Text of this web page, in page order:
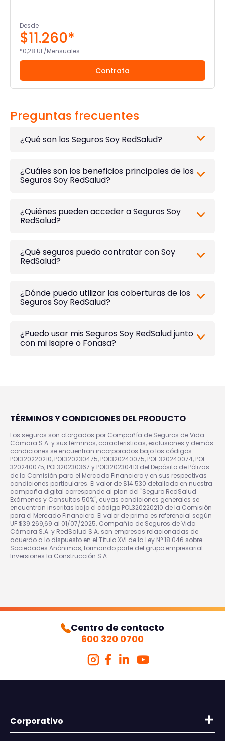
Desde
$11.260*
*0,28 UF/Mensuales
Contrata
Preguntas frecuentes
¿Qué son los Seguros Soy RedSalud?
¿Cuáles son los beneficios principales de los
Seguros Soy RedSalud?
¿Quiénes pueden acceder a Seguros Soy
RedSalud?
¿Qué seguros puedo contratar con Soy
RedSalud?
¿Dónde puedo utilizar las coberturas de los
Seguros Soy RedSalud?
¿Puedo usar mis Seguros Soy RedSalud junto
con mi Isapre o Fonasa?
TÉRMINOS Y CONDICIONES DEL PRODUCTO
Los seguros son otorgados por Compañía de Seguros de Vida
Cámara S.A. y sus términos, caracteristicas, exclusiones y demás
condiciones se encuentran incorporados bajo los códigos
POL320220210, POL320230475, POL320240075, POL 320240074, POL
320240075, POL320230367 y POL320230413 del Depósito de Pólizas
de la Comisión para el Mercado Financiero y en sus respectivas
condiciones particulares. El valor de $14.530 detallado en nuestra
campaña digital corresponde al plan del "Seguro RedSalud
Exámenes y Consultas 50%", cuyas condiciones generales se
encuentran inscritas bajo el código POL320220210 de la Comisión
para el Mercado Financiero. El valor de prima es referencial según
UF $39.269,69 al 01/07/2025. Compañía de Seguros de Vida
Cámara S.A. y RedSalud S.A. son empresas relacionadas de
acuerdo a lo dispuesto en el Título XVI de la Ley N° 18.046 sobre
Sociedades Anónimas, formando parte del grupo empresarial
Inversiones la Construcción S.A.
Centro de contacto
600 320 0700
Corporativo